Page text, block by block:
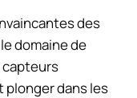
des
domaine de
capteurs
dans les